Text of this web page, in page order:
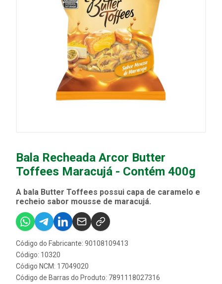
Bala Recheada Arcor Butter
Toffees Maracujá - Contém 400g
A bala Butter Toffees possui capa de caramelo e
recheio sabor mousse de maracujá.
Código do Fabricante: 90108109413
Código: 10320
Código NCM: 17049020
Código de Barras do Produto: 7891118027316